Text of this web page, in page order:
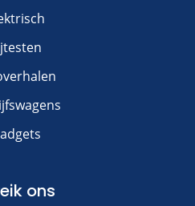
ons